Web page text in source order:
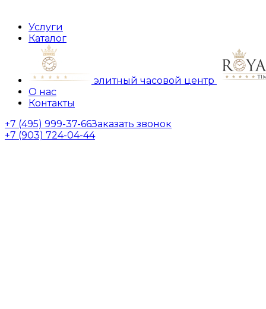
Услуги
Каталог
элитный часовой центр
О нас
Контакты
+7 (495) 999-37-66Заказать звонок
+7 (903) 724-04-44